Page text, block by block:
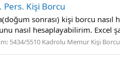
Pers. Kişi Borcu
sonrası) kişi borcu
nasıl hesaplayabilirim. Excel
5434/5510 Kadrolu Memur Kişi